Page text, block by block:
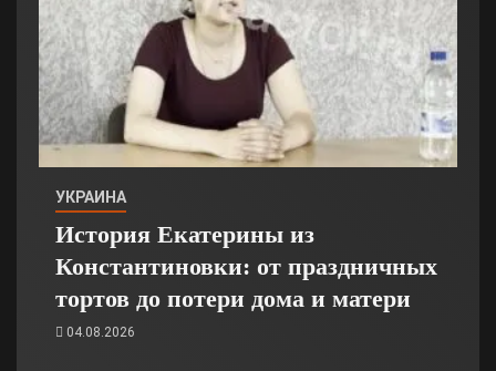
УКРАИНА
История Екатерины из
Константиновки: от праздничных
тортов до потери дома и матери
04.08.2026